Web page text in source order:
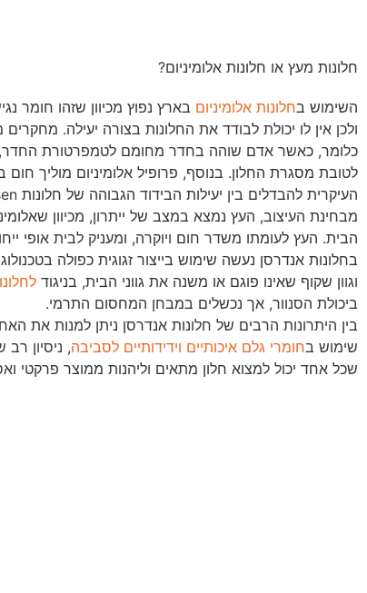
חלונות מעץ או חלונות אלומיניום?
השימוש בחלונות אלומיניום בארץ נפוץ מכיוון שזהו חומר
ולכן אין לו יכולת לבודד את החלונות בצורה יעילה.
כלומר, כאשר אדם שוהה בחדר מחומם לטמפרטורת החדר,
העיקרית להבדלים בין יעילות הבידוד הגבוהה של חלונות Andersen לעומת חלונות סטנדרטים עם פרופיל אלומיניום.
מבחינת העיצוב, העץ נמצא במצב של ייתרון, מכיוון
הבית. העץ לעומתו משדר חום ויוקרה, ומעניק לבית אופי
וגוון שקוף שאינו פוגם או משנה את גווני הבית, בניגוד
ביכולת הסנוור, אך נכשלים במבחן המחסום התרמי.
בין היתרונות הרבים של חלונות אנדרסן ניתן למנות את
שימוש בחומרי גלם איכותיים וידידותיים לסביבה, ניסיון
שכל אחד יכול למצוא חלון מתאים וליהנות ממוצר פרקטי